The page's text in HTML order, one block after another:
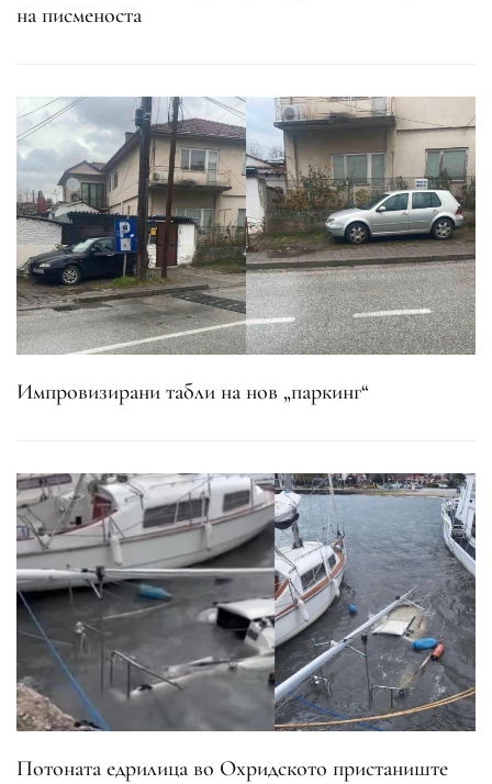
на писменоста
Импровизирани табли на нов „паркинг“
Потоната едрилица во Охридското пристаниште